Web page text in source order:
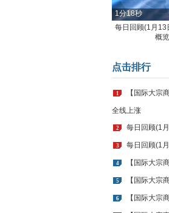
1分18秒
每日回顾(1月13
概览
点击排行
1 【国际大宗
全线上涨
2 每日回顾(1
3 每日回顾(1
4 【国际大宗
5 【国际大宗
6 【国际大宗